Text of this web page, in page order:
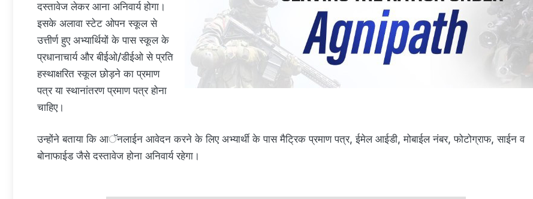
दस्तावेज लेकर आना अनिवार्य होगा।
इसके अलावा स्टेट ओपन स्कूल से
उत्तीर्ण हुए अभ्यार्थियों के पास स्कूल के
प्रधानाचार्य और बीईओ/डीईओ से प्रति
हस्थाक्षरित स्कूल छोड़ने का प्रमाण
पत्र या स्थानांतरण प्रमाण पत्र होना
चाहिए।
उन्होंने बताया कि आॅनलाईन आवेदन करने के लिए अभ्यार्थी के पास मैट्रिक प्रमाण पत्र, ईमेल आईडी, मोबाईल नंबर, फोटोग्राफ, साईन व
बोनाफाईड जैसे दस्तावेज होना अनिवार्य रहेगा।